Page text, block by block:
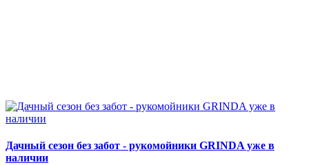
Дачный сезон без забот - рукомойники GRINDA уже в
наличии